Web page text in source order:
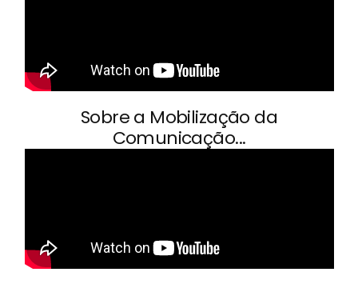
Sobre a Mobilização da
Comunicação...